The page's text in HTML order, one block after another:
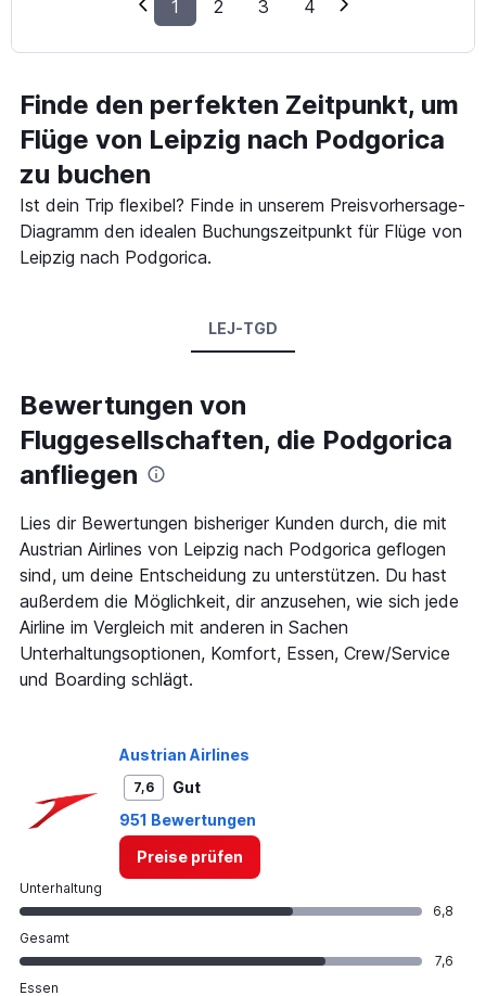
1 2 3 4
Finde den perfekten Zeitpunkt, um
Flüge von Leipzig nach Podgorica
zu buchen
Ist dein Trip flexibel? Finde in unserem Preisvorhersage-
Diagramm den idealen Buchungszeitpunkt für Flüge von
Leipzig nach Podgorica.
LEJ-TGD
Bewertungen von
Fluggesellschaften, die Podgorica
anfliegen
Lies dir Bewertungen bisheriger Kunden durch, die mit
Austrian Airlines von Leipzig nach Podgorica geflogen
sind, um deine Entscheidung zu unterstützen. Du hast
außerdem die Möglichkeit, dir anzusehen, wie sich jede
Airline im Vergleich mit anderen in Sachen
Unterhaltungsoptionen, Komfort, Essen, Crew/Service
und Boarding schlägt.
Austrian Airlines
7,6
Gut
951 Bewertungen
Preise prüfen
Unterhaltung
6,8
Gesamt
7,6
Essen